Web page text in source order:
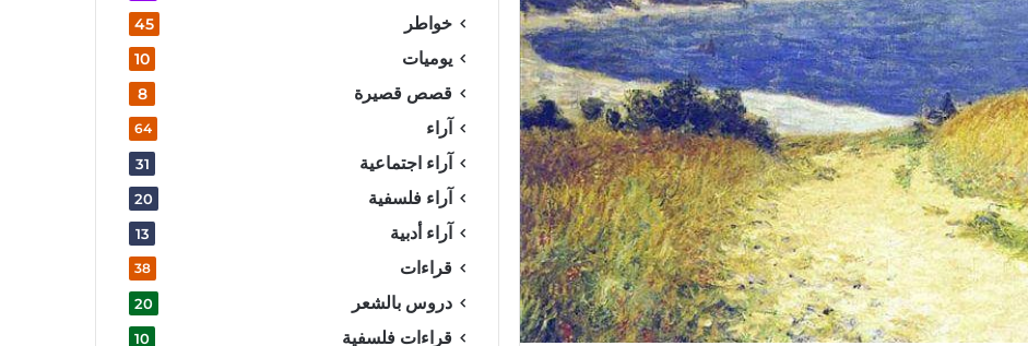
خواطر 45
يوميات 10
قصص قصيرة 8
آراء 64
آراء اجتماعية 31
آراء فلسفية 20
آراء أدبية 13
قراءات 38
دروس بالشعر 20
قراءات فلسفية 10